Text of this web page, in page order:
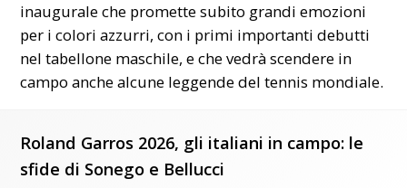
inaugurale che promette subito grandi emozioni
per i colori azzurri, con i primi importanti debutti
nel tabellone maschile, e che vedrà scendere in
campo anche alcune leggende del tennis mondiale.
Roland Garros 2026, gli italiani in campo: le
sfide di Sonego e Bellucci